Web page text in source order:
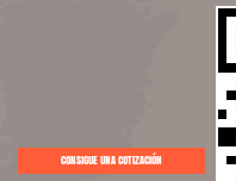
CONSIGUE UNA COTIZACIÓN